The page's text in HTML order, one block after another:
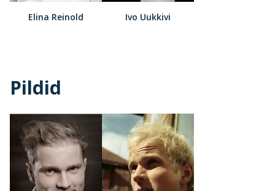
Elina Reinold Ivo Uukkivi
Pildid